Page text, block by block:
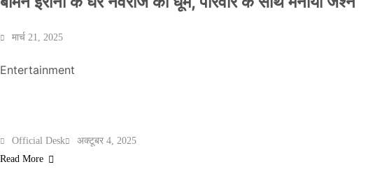
मार्च 21, 2025
धमकियाँ : सेलिब्रिटी टारगेटिंग जैसा हूबहू पैटर्न का खुलासा
Official Desk
Entertainment
Official Desk
अक्टूबर 4, 2025
Read More